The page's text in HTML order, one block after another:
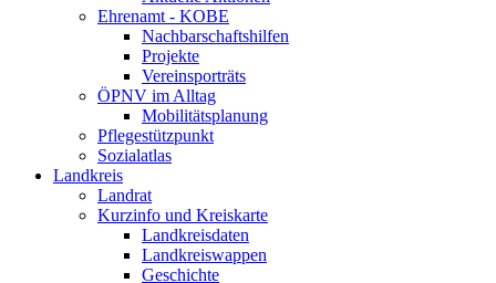
Ehrenamt - KOBE
Nachbarschaftshilfen
Projekte
Vereinsporträts
ÖPNV im Alltag
Mobilitätsplanung
Pflegestützpunkt
Sozialatlas
Landkreis
Landrat
Kurzinfo und Kreiskarte
Landkreisdaten
Landkreiswappen
Geschichte